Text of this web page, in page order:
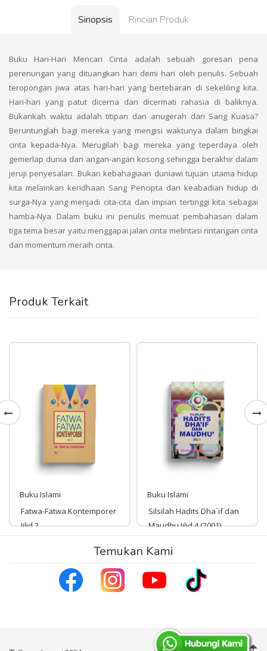
Sinopsis Rincian Produk
Buku Hari-Hari Mencari Cinta adalah sebuah goresan pena
perenungan yang dituangkan hari demi hari oleh penulis. Sebuah
teropongan jiwa atas hari-hari yang bertebaran di sekeliling kita.
Hari-hari yang patut dicerna dan dicermati rahasia di baliknya.
Bukankah waktu adalah titipan dan anugerah dari Sang Kuasa?
Beruntunglah bagi mereka yang mengisi waktunya dalam bingkai
cinta kepada-Nya. Merugilah bagi mereka yang teperdaya oleh
gemerlap dunia dan angan-angan kosong sehingga berakhir dalam
jeruji penyesalan. Bukan kebahagiaan duniawi tujuan utama hidup
kita melainkan keridhaan Sang Pencipta dan keabadian hidup di
surga-Nya yang menjadi cita-cita dan impian tertinggi kita sebagai
hamba-Nya. Dalam buku ini penulis memuat pembahasan dalam
tiga tema besar yaitu menggapai jalan cinta melintasi rintangan cinta
dan momentum meraih cinta.
Produk Terkait
Buku Islami
Fatwa-Fatwa Kontemporer
Jilid 2
268,000
Buku Islami
Silsilah Hadits Dha`if dan
Maudhu Jilid 4 (2001)
Rp 163,000
Temukan Kami